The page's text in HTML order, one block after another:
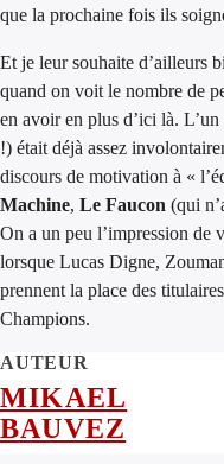
que la prochaine fois ils
Et je leur souhaite d’ailleurs
quand on voit le nombre de
en avoir en plus d’ici là.
!) était déjà assez
discours de motivation à «
Machine, Le Faucon (qui
On a un peu l’impression de
lorsque Lucas Digne,
prennent la place des
Champions.
AUTEUR
MIKAEL
BAUVEZ